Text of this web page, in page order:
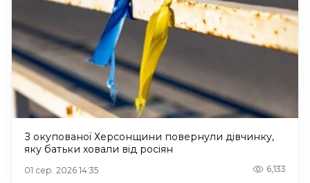
З окупованої Херсонщини повернули дівчинку,
яку батьки ховали від росіян
01 сер. 2026 14:35 6,133